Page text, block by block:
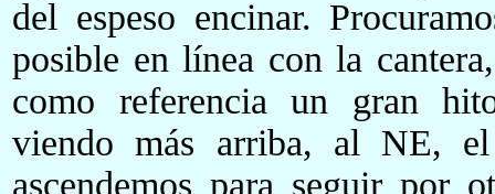
del espeso encinar.
posible en línea con la
como referencia un gran
viendo más arriba, al NE,
ascendemos para seguir por